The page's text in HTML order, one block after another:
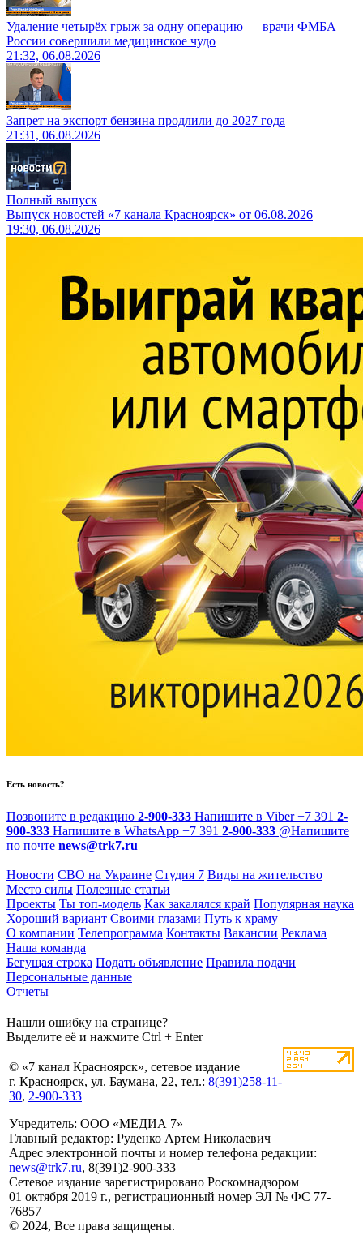
Удаление четырёх грыж за одну операцию — врачи ФМБА
России совершили медицинское чудо
21:32, 06.08.2026
Запрет на экспорт бензина продлили до 2027 года
21:31, 06.08.2026
Полный выпуск
Выпуск новостей «7 канала Красноярск» от 06.08.2026
19:30, 06.08.2026
Есть новость?
Позвоните в редакцию 2-900-333 Напишите в Viber +7 391 2-
900-333 Напишите в WhatsApp +7 391 2-900-333 @Напишите
по почте news@trk7.ru
Новости СВО на Украине Студия 7 Виды на жительство
Место силы Полезные статьи
Проекты Ты топ-модель Как закалялся край Популярная наука
Хороший вариант Своими глазами Путь к храму
О компании Телепрограмма Контакты Вакансии Реклама
Наша команда
Бегущая строка Подать объявление Правила подачи
Персональные данные
Отчеты
Нашли ошибку на странице?
Выделите её и нажмите Ctrl + Enter
© «7 канал Красноярск», сетевое издание
г. Красноярск, ул. Баумана, 22, тел.: 8(391)258-11-
30, 2-900-333
Учредитель: ООО «МЕДИА 7»
Главный редактор: Руденко Артем Николаевич
Адрес электронной почты и номер телефона редакции:
news@trk7.ru, 8(391)2-900-333
Сетевое издание зарегистрировано Роскомнадзором
01 октября 2019 г., регистрационный номер ЭЛ № ФС 77-
76857
© 2024, Все права защищены.